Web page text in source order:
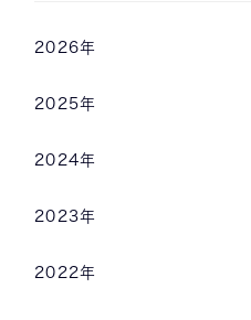
2026年
2025年
2024年
2023年
2022年